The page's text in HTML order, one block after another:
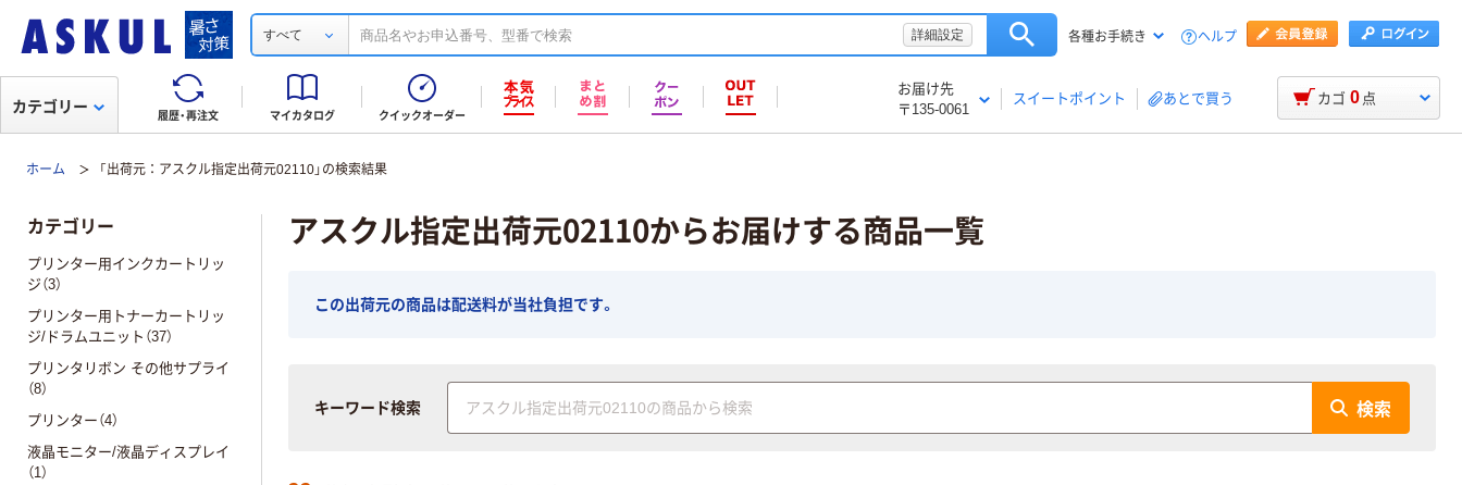
すべて 詳細設定 各種お手続き ヘルプ
履歴・再注文 マイカタログ クイックオーダー
お届け先
〒135-0061
スイートポイント あとで買う
カテゴリー カゴ 0 点
ホーム 「出荷元：アスクル指定出荷元02110」の検索結果
アスクル指定出荷元02110からお届けする商品一覧
この出荷元の商品は配送料が当社負担です。
キーワード検索 検索
カテゴリー
プリンター用インクカートリッ
ジ（3）
プリンター用トナーカートリッ
ジ/ドラムユニット（37）
プリンタリボン その他サプライ
（8）
プリンター（4）
液晶モニター/液晶ディスプレイ
（1）